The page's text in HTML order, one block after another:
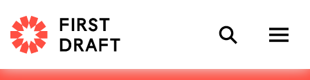
Search